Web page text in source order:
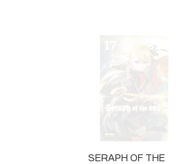
SERAPH OF THE